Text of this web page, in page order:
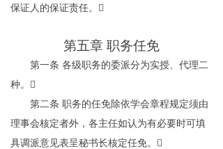
保证人的保证责任。

第五章 职务任免
第一条 各级职务的委派分为实授、代理二
种。

第二条 职务的任免除依学会章程规定须由
理事会核定者外，各主任如认为有必要时可填
具调派意见表呈秘书长核定任免。
